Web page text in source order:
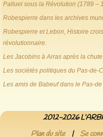
Palluel sous la Révolution (1789 –
Robespierre dans les archives
Robespierre et Lebon, Histoire
révolutionnaire.
Les Jacobins à Arras après la
Les sociétés politiques du Pas-de-
Les amis de Babeuf dans le Pas-
2012-2026
Plan du site
| Se